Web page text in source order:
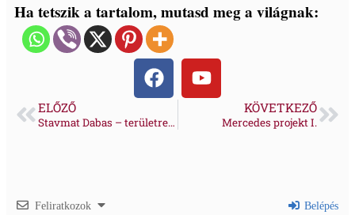
Ha tetszik a tartalom, mutasd meg a világnak:
ELŐZŐ
Stavmat Dabas – területrendezés, tükör kialakítás
KÖVETKEZŐ
Mercedes projekt I.
Feliratkozok Belépés